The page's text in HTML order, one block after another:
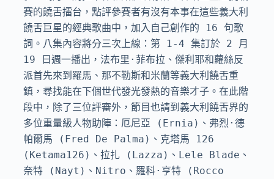
賽的饒舌擂台，點評參賽者有沒有本事在這些義大利
饒舌巨星的經典歌曲中，加入自己創作的 16 句歌
詞。八集內容將分三次上線：第 1-4 集訂於 2 月
19 日週一播出，法布里·菲布拉、傑利耶和蘿絲反
派首先來到羅馬、那不勒斯和米蘭等義大利饒舌重
鎮，尋找能在下個世代發光發熱的音樂才子。在此階
段中，除了三位評審外，節目也請到義大利饒舌界的
多位重量級人物助陣：厄尼亞 (Ernia)、弗烈·德
帕爾馬 (Fred De Palma)、克塔馬 126
(Ketama126)、拉扎 (Lazza)、Lele Blade、
奈特 (Nayt)、Nitro、羅科·亨特 (Rocco